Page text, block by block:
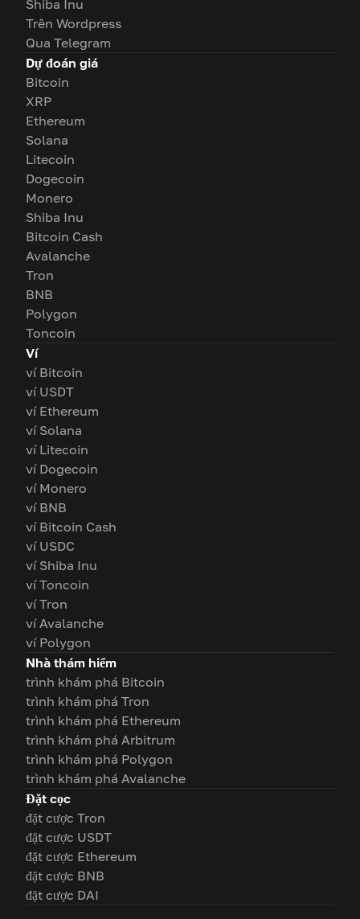
Shiba Inu
Trên Wordpress
Qua Telegram
Dự đoán giá
Bitcoin
XRP
Ethereum
Solana
Litecoin
Dogecoin
Monero
Shiba Inu
Bitcoin Cash
Avalanche
Tron
BNB
Polygon
Toncoin
Ví
ví Bitcoin
ví USDT
ví Ethereum
ví Solana
ví Litecoin
ví Dogecoin
ví Monero
ví BNB
ví Bitcoin Cash
ví USDC
ví Shiba Inu
ví Toncoin
ví Tron
ví Avalanche
ví Polygon
Nhà thám hiểm
trình khám phá Bitcoin
trình khám phá Tron
trình khám phá Ethereum
trình khám phá Arbitrum
trình khám phá Polygon
trình khám phá Avalanche
Đặt cọc
đặt cược Tron
đặt cược USDT
đặt cược Ethereum
đặt cược BNB
đặt cược DAI